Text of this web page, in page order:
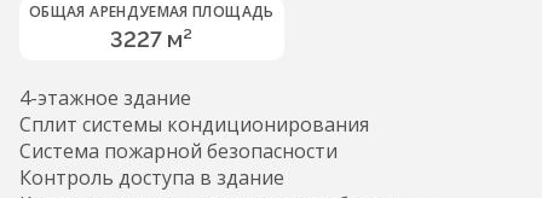
ОБЩАЯ АРЕНДУЕМАЯ ПЛОЩАДЬ
3227 м²
4-этажное здание
Сплит системы кондиционирования
Система пожарной безопасности
Контроль доступа в здание